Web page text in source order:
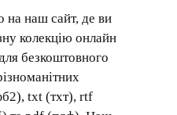
на наш сайт, де ви
колекцію онлайн
безкоштовного
txt (тхт), rtf